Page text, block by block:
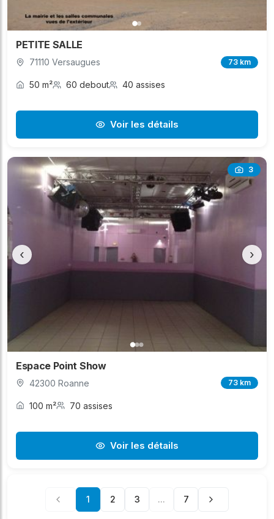
PETITE SALLE
71110 Versaugues 73 km
50 m² 60 debout 40 assises
Voir les détails
3
‹ ›
Espace Point Show
42300 Roanne 73 km
100 m² 70 assises
Voir les détails
1 2 3 ... 7